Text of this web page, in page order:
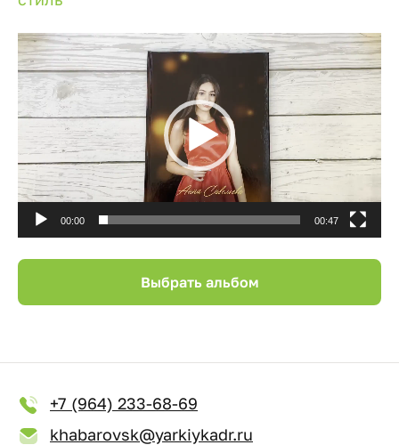
Видеоплеер
00:00 00:47
Выбрать альбом
+7 (964) 233-68-69
khabarovsk@yarkiykadr.ru